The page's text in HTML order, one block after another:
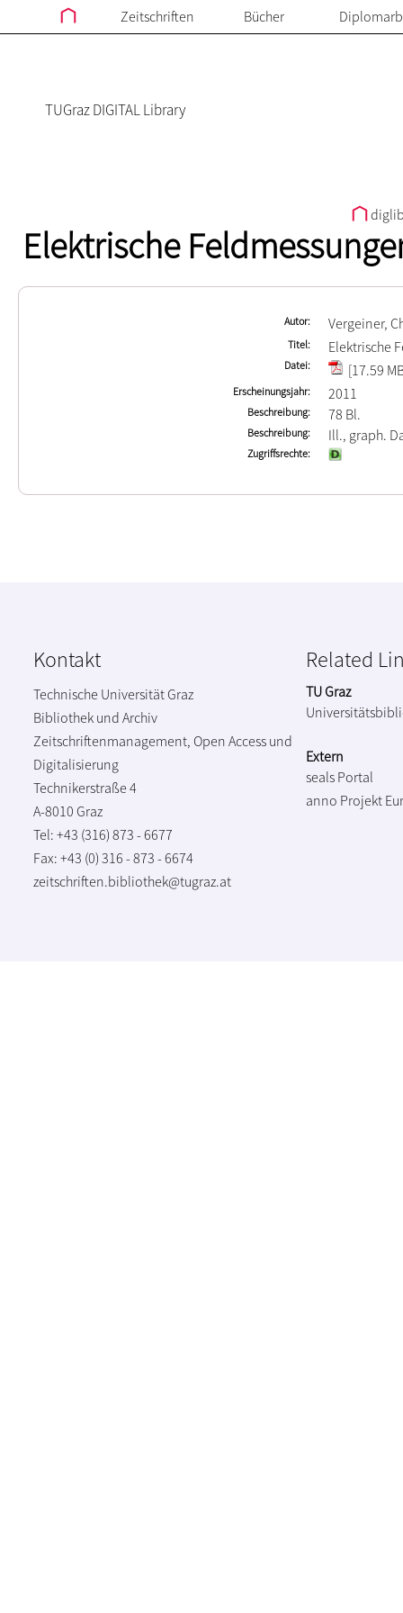
Zeitschriften Bücher
TUGraz DIGITAL Library
Elektrische
Autor Vergeiner,
Titel Elektrische
Datei [17.59
Erscheinungsjahr 2011
Beschreibung 78 Bl.
Beschreibung Ill., graph.
Zugriffsrechte
Kontakt
Technische Universität Graz
Bibliothek und Archiv
Zeitschriftenmanagement, Open Access und
Digitalisierung
Technikerstraße 4
A-8010 Graz
Tel: +43 (316) 873 - 6677
Fax: +43 (0) 316 - 873 - 6674
zeitschriften.bibliothek@tugraz.at
Related
TU Graz
Extern
seals Portal
anno Projekt